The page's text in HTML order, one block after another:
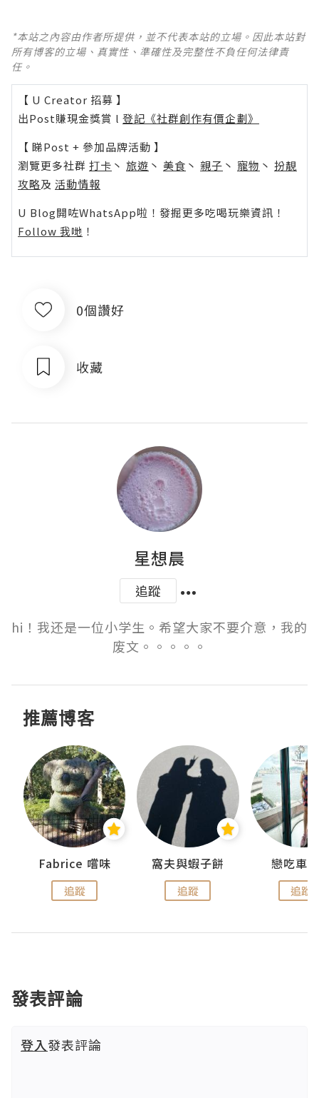
*本站之內容由作者所提供，並不代表本站的立場。因此本站對
所有博客的立場、真實性、準確性及完整性不負任何法律責
任。
【 U Creator 招募 】
出Post賺現金獎賞 l 登記《社群創作有價企劃》
【 睇Post + 參加品牌活動 】
瀏覽更多社群 打卡 丶 旅遊 丶 美食 丶 親子 丶 寵物 丶 扮靚
攻略及 活動情報
U Blog開咗WhatsApp啦！發掘更多吃喝玩樂資訊！
Follow 我哋 ！
0個讚好
收藏
星想晨
追蹤
hi！我还是一位小学生。希望大家不要介意，我的
废文。。。。。
推薦博客
Fabrice 嚐味
追蹤
窩夫與蝦子餅
追蹤
戀吃車
追蹤
發表評論
登入發表評論